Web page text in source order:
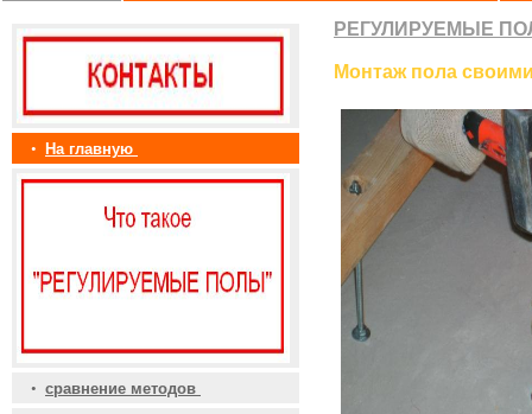
• На главную
• сравнение методов
РЕГУЛИРУЕМЫЕ
Монтаж пола